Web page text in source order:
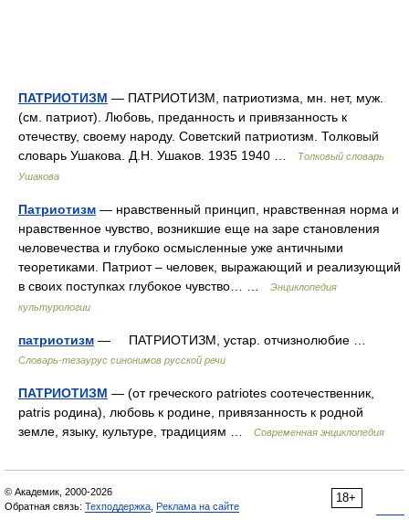
ПАТРИОТИЗМ — ПАТРИОТИЗМ, патриотизма, мн. нет, муж.
(см. патриот). Любовь, преданность и привязанность к
отечеству, своему народу. Советский патриотизм. Толковый
словарь Ушакова. Д.Н. Ушаков. 1935 1940 …
Толковый словарь
Ушакова
Патриотизм — нравственный принцип, нравственная норма и
нравственное чувство, возникшие еще на заре становления
человечества и глубоко осмысленные уже античными
теоретиками. Патриот – человек, выражающий и реализующий
в своих поступках глубокое чувство… …
Энциклопедия
культурологии
патриотизм — ПАТРИОТИЗМ, устар. отчизнолюбие …
Словарь-тезаурус синонимов русской речи
ПАТРИОТИЗМ — (от греческого patriotes соотечественник,
patris родина), любовь к родине, привязанность к родной
земле, языку, культуре, традициям …
Современная энциклопедия
18+
© Академик, 2000-2026
Обратная связь: Техподдержка Реклама на сайте